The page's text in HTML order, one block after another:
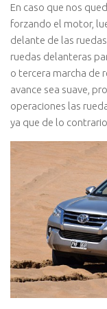
En caso que nos
forzando el motor,
delante de las
ruedas delanteras
o tercera marcha de
avance sea suave,
operaciones las
ya que de lo